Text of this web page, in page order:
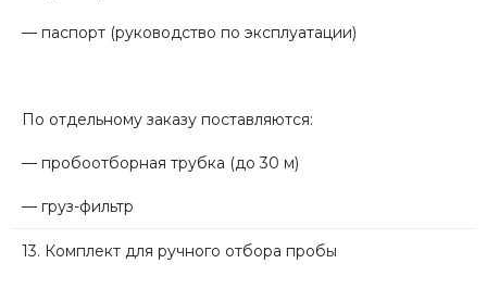
— паспорт (руководство по эксплуатации)
По отдельному заказу поставляются:
— пробоотборная трубка (до 30 м)
— груз-фильтр
13. Комплект для ручного отбора пробы